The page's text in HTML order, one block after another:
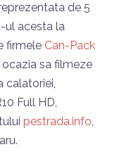
de 5
ul acesta la
firmele Can-Pack
sa filmeze
calatoriei,
Full HD,
pestrada.info,